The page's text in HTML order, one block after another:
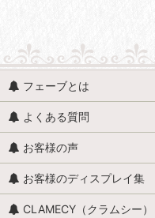
食べ物 (すべての商品を表示)
食べ物・食料雑貨
レシピ・材料
ジャム・ジャム瓶
フェーブとは
よくある質問
お客様の声
お客様のディスプレイ集
CLAMECY（クラムシー）